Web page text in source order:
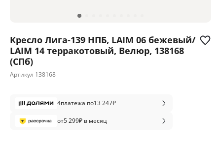
Кресло Лига-139 НПБ, LAIM 06 бежевый/
LAIM 14 терракотовый, Велюр, 138168
(СПб)
Артикул 138168
4платежа по13 247₽
от5 299₽ в месяц